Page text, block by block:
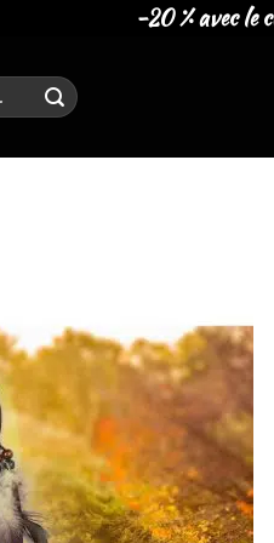
-20 % avec le
Ajouter
à la liste
de
souhaits